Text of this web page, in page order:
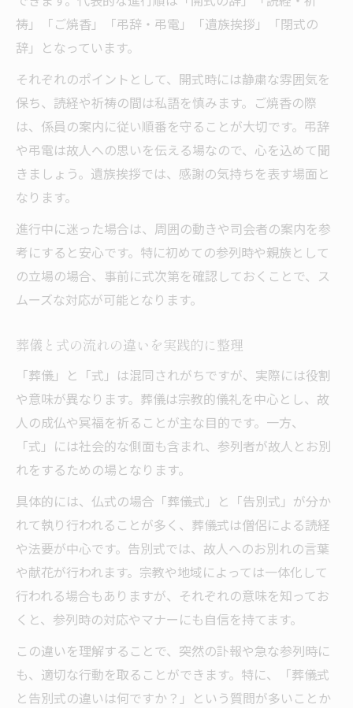
祷」「ご焼香」「弔辞・弔電」「遺族挨拶」「閉式の
辞」となっています。
それぞれのポイントとして、開式時には静粛な雰囲気を
保ち、読経や祈祷の間は私語を慎みます。ご焼香の際
は、係員の案内に従い順番を守ることが大切です。弔辞
や弔電は故人への思いを伝える場なので、心を込めて聞
きましょう。遺族挨拶では、感謝の気持ちを表す場面と
なります。
進行中に迷った場合は、周囲の動きや司会者の案内を参
考にすると安心です。特に初めての参列時や親族として
の立場の場合、事前に式次第を確認しておくことで、ス
ムーズな対応が可能となります。
葬儀と式の流れの違いを実践的に整理
「葬儀」と「式」は混同されがちですが、実際には役割
や意味が異なります。葬儀は宗教的儀礼を中心とし、故
人の成仏や冥福を祈ることが主な目的です。一方、
「式」には社会的な側面も含まれ、参列者が故人とお別
れをするための場となります。
具体的には、仏式の場合「葬儀式」と「告別式」が分か
れて執り行われることが多く、葬儀式は僧侶による読経
や法要が中心です。告別式では、故人へのお別れの言葉
や献花が行われます。宗教や地域によっては一体化して
行われる場合もありますが、それぞれの意味を知ってお
くと、参列時の対応やマナーにも自信を持てます。
この違いを理解することで、突然の訃報や急な参列時に
も、適切な行動を取ることができます。特に、「葬儀式
と告別式の違いは何ですか？」という質問が多いことか